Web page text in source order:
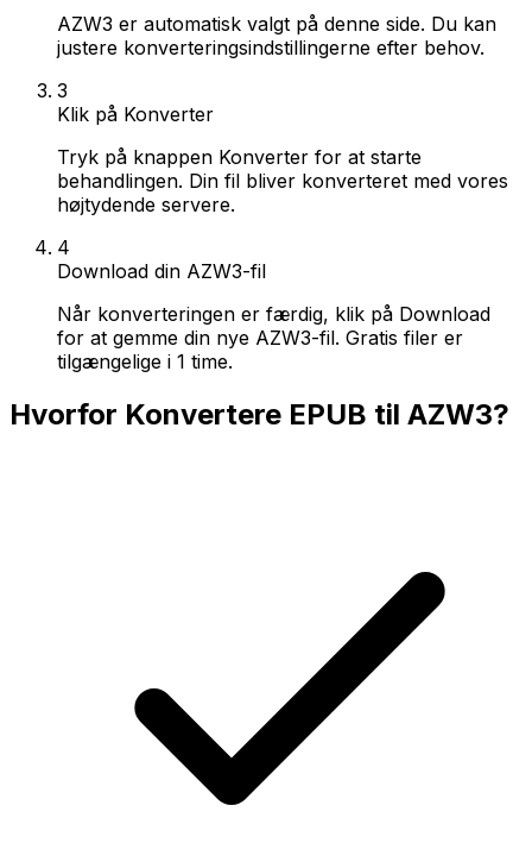
AZW3 er automatisk valgt på denne side. Du kan
justere konverteringsindstillingerne efter behov.
3
Klik på Konverter
Tryk på knappen Konverter for at starte
behandlingen. Din fil bliver konverteret med vores
højtydende servere.
4
Download din AZW3-fil
Når konverteringen er færdig, klik på Download
for at gemme din nye AZW3-fil. Gratis filer er
tilgængelige i 1 time.
Hvorfor Konvertere EPUB til AZW3?